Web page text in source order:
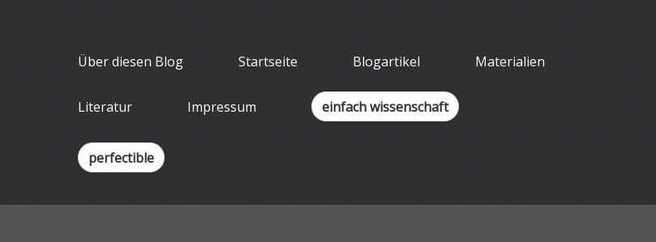
Wissenschaftliches
Über diesen Blog Startseite Blogartikel Materialien
Literatur Impressum einfach wissenschaft
perfectible